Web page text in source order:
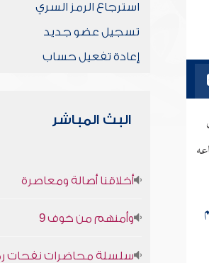
استرجاع الرمز السري
تسجيل عضو جديد
إعادة تفعيل حساب
البث المباشر
أخلاقنا أصالة ومعاصرة
وأمنهم من خوف 9
سلسلة محاضرات نفحات